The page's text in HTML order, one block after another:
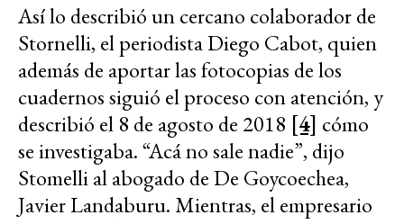
Así lo describió un cercano colaborador de
Stornelli, el periodista Diego Cabot, quien
además de aportar las fotocopias de los
cuadernos siguió el proceso con atención, y
describió el 8 de agosto de 2018 [4] cómo
se investigaba. “Acá no sale nadie”, dijo
Stomelli al abogado de De Goycoechea,
Javier Landaburu. Mientras, el empresario